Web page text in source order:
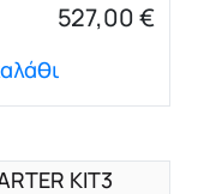
527,00€